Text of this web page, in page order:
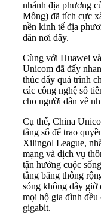
nhánh địa phương
Mông) đã tích cực
nền kinh tế địa
dân nơi đây.
Cùng với Huawei
Unicom đã đẩy
thúc đẩy quá trình
các công nghệ số
cho người dân về
Cụ thể, China
tầng số để trao
Xilingol League,
mạng và dịch vụ
tận hưởng cuộc
tầng băng thông
sóng không dây giờ
mọi hộ gia đình đều
gigabit.